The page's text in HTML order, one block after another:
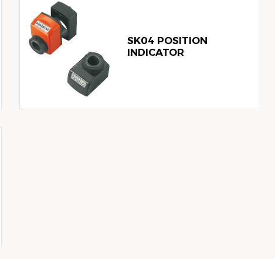
SK04 POSITION
INDICATOR